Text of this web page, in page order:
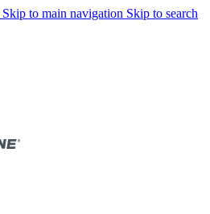
Skip to main navigation Skip to search